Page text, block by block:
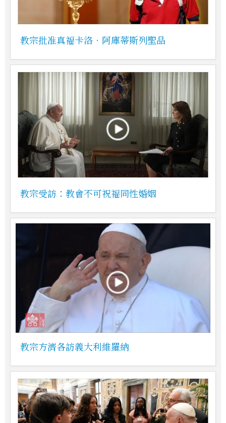
教宗批准真福卡洛‧阿庫蒂斯列聖品
教宗受訪：教會不可祝福同性婚姻
教宗方濟各訪義大利維羅納